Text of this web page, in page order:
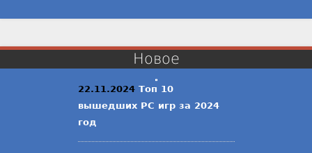
Новое
22.11.2024 Топ 10
вышедших PC игр за 2024
год